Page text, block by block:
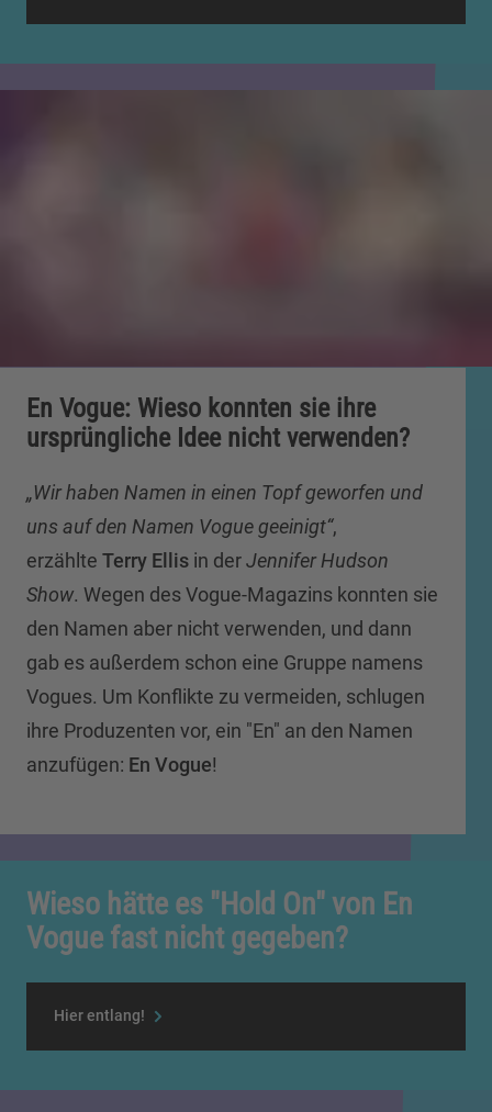
En Vogue: Wieso konnten sie ihre
ursprüngliche Idee nicht verwenden?
„Wir haben Namen in einen Topf geworfen und
uns auf den Namen Vogue geeinigt“,
erzählte Terry Ellis in derJennifer Hudson
Show. Wegen des Vogue-Magazins konnten sie
den Namen aber nicht verwenden, und dann
gab es außerdem schon eine Gruppe namens
Vogues. Um Konflikte zu vermeiden, schlugen
ihre Produzenten vor, ein "En" an den Namen
anzufügen: En Vogue!
Wieso hätte es "Hold On" von En
Vogue fast nicht gegeben?
Hier entlang!